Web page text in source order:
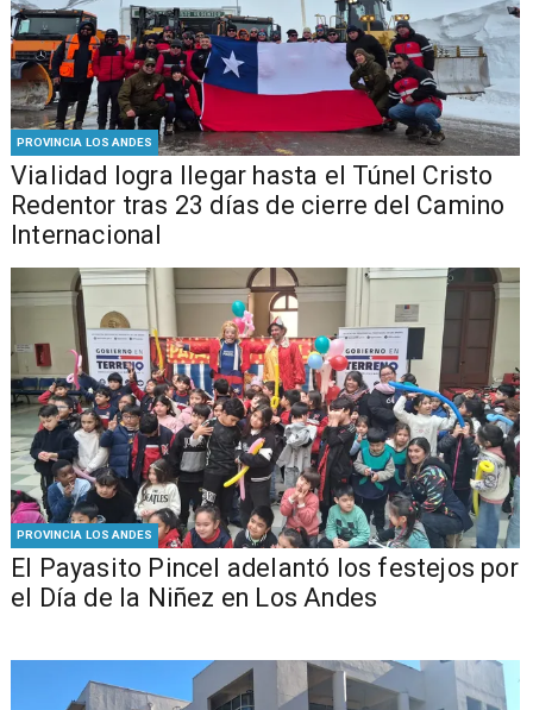
PROVINCIA LOS ANDES
Vialidad logra llegar hasta el Túnel Cristo
Redentor tras 23 días de cierre del Camino
Internacional
PROVINCIA LOS ANDES
El Payasito Pincel adelantó los festejos por
el Día de la Niñez en Los Andes